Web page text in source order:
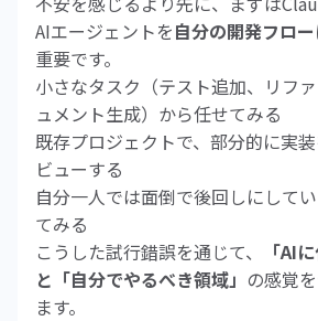
AIエージェントを自分の開発フロ
重要です。
小さなタスク（テスト追加、リフ
ュメント生成）から任せてみる
既存プロジェクトで、部分的に実
ビューする
自分一人では面倒で後回しにして
てみる
こうした試行錯誤を通じて、
「AI
と「自分でやるべき領域」 の感覚
ます。